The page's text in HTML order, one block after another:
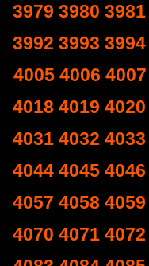
3979 3980 3981
3992 3993 3994
4005 4006 4007
4018 4019 4020
4031 4032 4033
4044 4045 4046
4057 4058 4059
4070 4071 4072